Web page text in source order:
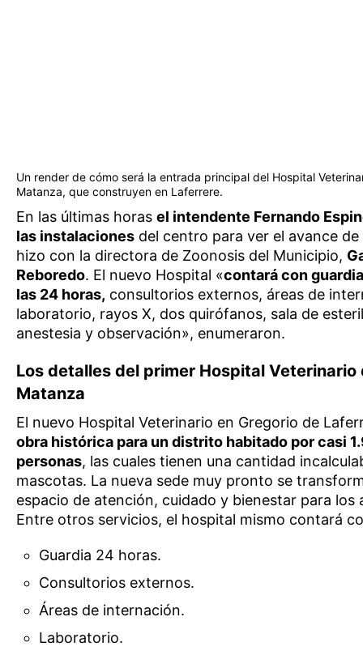
Un render de cómo será la entrada principal del Hospital
Matanza, que construyen en Laferrere.
En las últimas horas el intendente Fernando
las instalaciones del centro para ver el avance
hizo con la directora de Zoonosis del Municipio,
Reboredo. El nuevo Hospital «contará con
las 24 horas, consultorios externos, áreas de
laboratorio, rayos X, dos quirófanos, sala de
anestesia y observación», enumeraron.
Los detalles del primer Hospital Veterinario
Matanza
El nuevo Hospital Veterinario en Gregorio de
obra histórica para un distrito habitado por casi
personas, las cuales tienen una cantidad
mascotas. La nueva sede muy pronto se
espacio de atención, cuidado y bienestar para los
Entre otros servicios, el hospital mismo contará
Guardia 24 horas.
Consultorios externos.
Áreas de internación.
Laboratorio.